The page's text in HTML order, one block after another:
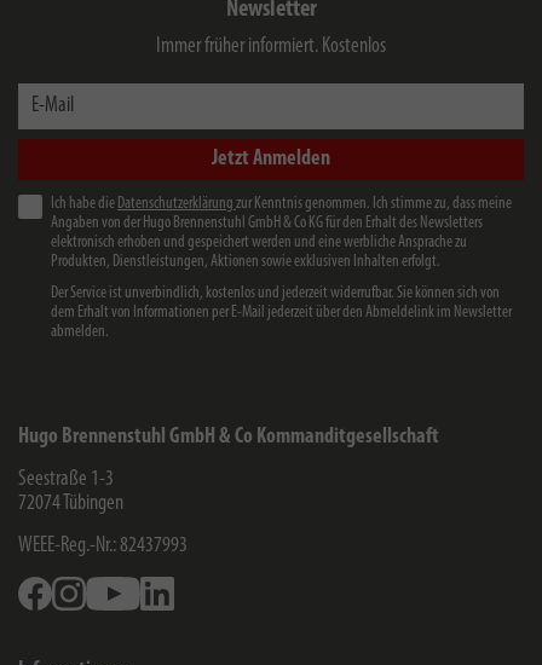
Newsletter
Immer früher informiert. Kostenlos
E-Mail
Jetzt Anmelden
Ich habe die Datenschutzerklärung zur Kenntnis genommen. Ich stimme zu, dass meine
Angaben von der Hugo Brennenstuhl GmbH & Co KG für den Erhalt des Newsletters
elektronisch erhoben und gespeichert werden und eine werbliche Ansprache zu
Produkten, Dienstleistungen, Aktionen sowie exklusiven Inhalten erfolgt.
Der Service ist unverbindlich, kostenlos und jederzeit widerrufbar. Sie können sich von
dem Erhalt von Informationen per E-Mail jederzeit über den Abmeldelink im Newsletter
abmelden.
Hugo Brennenstuhl GmbH & Co Kommanditgesellschaft
Seestraße 1-3
72074 Tübingen
WEEE-Reg.-Nr.: 82437993
FacebookInstagramYoutube